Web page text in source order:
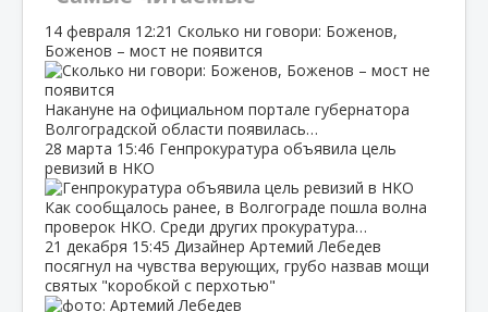
14 февраля 12:21 Сколько ни говори: Боженов,
Боженов – мост не появится
Накануне на официальном портале губернатора
Волгоградской области появилась…
28 марта 15:46 Генпрокуратура объявила цель
ревизий в НКО
Как сообщалось ранее, в Волгограде пошла волна
проверок НКО. Среди других прокуратура…
21 декабря 15:45 Дизайнер Артемий Лебедев
посягнул на чувства верующих, грубо назвав мощи
святых "коробкой с перхотью"